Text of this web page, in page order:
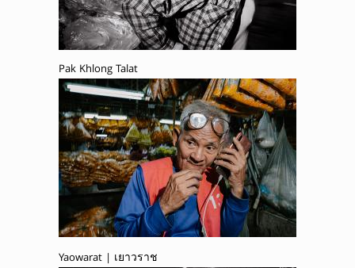
Pak Khlong Talat
Yaowarat | เยาวราช